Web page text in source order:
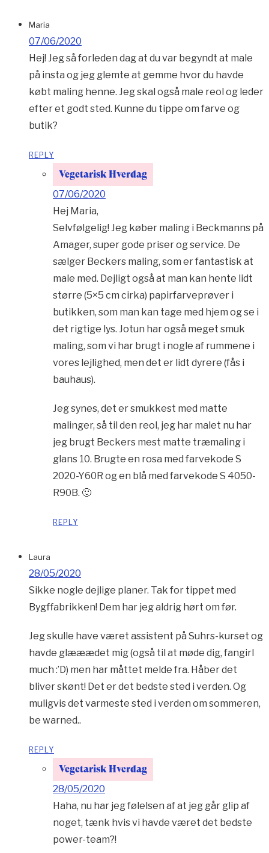
Maria
07/06/2020
Hej! Jeg så forleden dag at du var begyndt at male
på insta og jeg glemte at gemme hvor du havde
købt maling henne. Jeg skal også male reol og leder
efter et godt sted. Kunne du tippe om farve og
butik?
REPLY
Vegetarisk Hverdag
07/06/2020
Hej Maria,
Selvfølgelig! Jeg køber maling i Beckmanns på
Amager, super gode priser og service. De
sælger Beckers maling, som er fantastisk at
male med. Dejligt også at man kan hente lidt
større (5×5 cm cirka) papirfarveprøver i
butikken, som man kan tage med hjem og se i
det rigtige lys. Jotun har også meget smuk
maling, som vi har brugt i nogle af rummene i
vores lejlighed, men det er lidt dyrere (fås i
bauhaus).
Jeg synes, det er smukkest med matte
malinger, så til den reol, jeg har malet nu har
jeg brugt Beckers mest matte træmaling i
glans 10. Brugte en rosa med farvekode S
2020-Y60R og en blå med farvekode S 4050-
R90B. 🙂
REPLY
Laura
28/05/2020
Sikke nogle dejlige planer. Tak for tippet med
Bygffabrikken! Dem har jeg aldrig hørt om før.
Jeg skulle have været assistent på Suhrs-kurset og
havde glææædet mig (også til at møde dig, fangirl
much :’D) men har måttet melde fra. Håber det
bliver skønt! Det er det bedste sted i verden. Og
muligvis det varmeste sted i verden om sommeren,
be warned..
REPLY
Vegetarisk Hverdag
28/05/2020
Haha, nu har jeg følelsen af at jeg går glip af
noget, tænk hvis vi havde været det bedste
power-team?!